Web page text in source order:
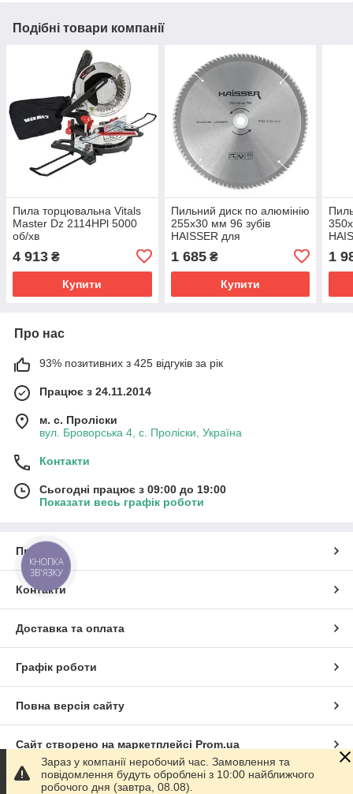
Подібні товари компанії
Пила торцювальна Vitals
Master Dz 2114HPl 5000
об/хв
4 913 ₴
Купити
Пильний диск по алюмінію
255x30 мм 96 зубів
HAISSER для
торцювальної пили чистий
різ металу
1 685₴
Купити
1
Про нас
93% позитивних з 425 відгуків за рік
Працює з 24.11.2014
м. с. Проліски
вул. Броворська 4, с. Проліски, Україна
Контакти
Сьогодні працює з 09:00 до 19:00
Показати весь графік роботи
Про нас
Контакти
Доставка та оплата
Графік роботи
Повна версія сайту
Сайт створено на маркетплейсі Prom.ua
Політика конфіденційності
Зараз у компанії неробочий час. Замовлення та
повідомлення будуть оброблені з 10:00 найближчого
робочого дня (завтра, 08.08).
КНОПКА
ЗВ'ЯЗКУ